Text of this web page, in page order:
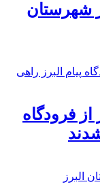
در شهرستان
فرودگاه